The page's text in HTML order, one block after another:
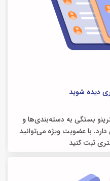
دیده شوید
بستگی به دسته‌بندی‌ها و
با عضویت ویژه می‌توانید
ثبت کنید